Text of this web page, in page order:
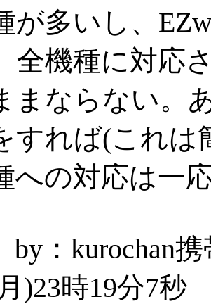
が多いし、
全機種に対応
まならない。
すれば(これは
への対応は一
by：kurochan
)23時19分7秒